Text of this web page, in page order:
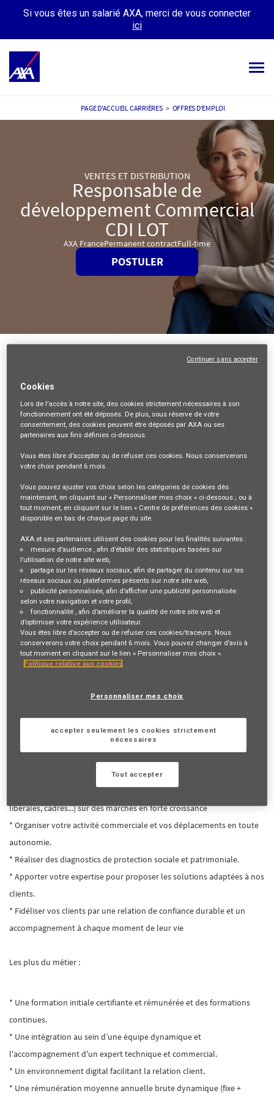
Si vous êtes un salarié AXA, merci de vous connecter
ici
MES CANDIDATURES MON PROFIL
PAGE D'ACCUEIL CARRIÈRES > OFFRES D'EMPLOI
VENTES ET DISTRIBUTION
Responsable de
développement Commercial
CDI LOT
AXA FrancePermanent contractFull-time
POSTULER
CDI LOT
46-LOT, FR, 99999
VENTES ET DISTRIBUTION
Recevez les futures offres correspondant à cette recherche
Se connecter
ou
Description du poste
VOTRE RÔLE ET VOS MISSIONS
Vous souhaitez-vous exercer un métier commercial salarié tout en
bénéficiant d’une grande autonomie !
vous accueilleront avec enthousiasme et bienveillance dans leur
équipe.
* Développer une clientèle stratégique (chefs d'entreprise, professions
libérales, cadres...) sur des marchés en forte croissance
* Organiser votre activité commerciale et vos déplacements en toute
autonomie.
* Réaliser des diagnostics de protection sociale et patrimoniale.
* Apporter votre expertise pour proposer les solutions adaptées à nos
clients.
* Fidéliser vos clients par une relation de confiance durable et un
accompagnement à chaque moment de leur vie
Les plus du métier :
* Une formation initiale certifiante et rémunérée et des formations
continues.
* Une intégration au sein d’une équipe dynamique et
l'accompagnement d'un expert technique et commercial.
* Un environnement digital facilitant la relation client.
* Une rémunération moyenne annuelle brute dynamique (fixe +
Cookies
Lors de l'accès à notre site, des cookies strictement nécessaires à son
fonctionnement ont été déposés. De plus, sous réserve de votre
consentement, des cookies peuvent être déposés par AXA ou ses
partenaires aux fins définies ci-dessous.
Vous êtes libre d’accepter ou de refuser ces cookies. Nous conserverons
votre choix pendant 6 mois.
Vous pouvez ajuster vos choix selon les catégories de cookies dès
maintenant, en cliquant sur « Personnaliser mes choix » ci-dessous ; ou à
tout moment, en cliquant sur le lien « Centre de préférences des cookies »
disponible en bas de chaque page du site.
AXA et ses partenaires utilisent des cookies pour les finalités suivantes :
mesure d’audience , afin d’établir des statistiques basées sur
l’utilisation de notre site web,
partage sur les réseaux sociaux, afin de partager du contenu sur les
réseaux sociaux ou plateformes présents sur notre site web,
publicité personnalisée, afin d’afficher une publicité personnalisée
selon votre navigation et votre profil,
fonctionnalité , afin d’améliorer la qualité de notre site web et
d’optimiser votre expérience utilisateur.
Vous êtes libre d’accepter ou de refuser ces cookies/traceurs. Nous
conserverons votre choix pendant 6 mois. Vous pouvez changer d’avis à
tout moment en cliquant sur le lien « Personnaliser mes choix ».
Politique relative aux cookies
Personnaliser mes choix
accepter seulement les cookies strictement
nécessaires
Tout accepter
Continuer sans accepter